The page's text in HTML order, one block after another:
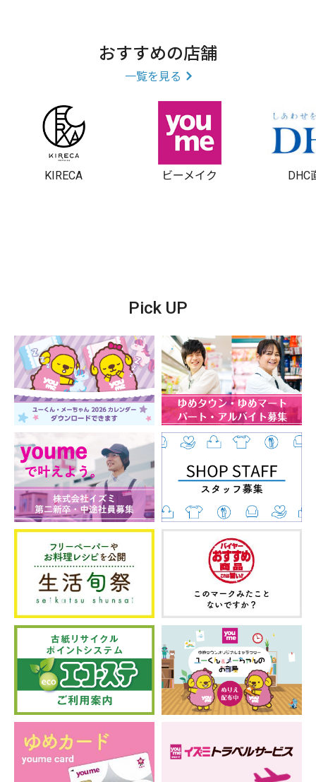
おすすめの店舗
一覧を見る
KIRECA ビーメイク DHC
Pick UP